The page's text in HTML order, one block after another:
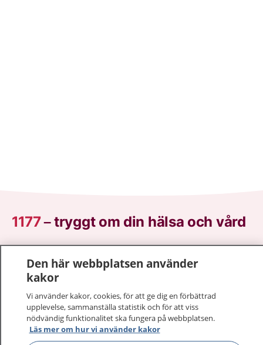
1177–tryggt om din hälsa och vård
På 1177.se får du råd om hälsa och information om
sjukdomar och vilka mottagningar du kan kontakta.
Logga in för att läsa din journal och göra dina
vårdärenden. Ring telefonnummer 1177 för
sjukvårdsrådgivning dygnet runt.
1177 ger dig råd när du vill må bättre.
Den här webbplatsen använder
kakor
Vi använder kakor, cookies, för att ge dig en förbättrad
upplevelse, sammanställa statistik och för att viss
nödvändig funktionalitet ska fungera på webbplatsen.
Läs mer om hur vi använder kakor